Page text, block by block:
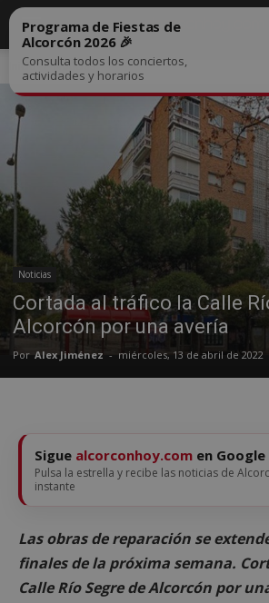
Inicio Noticias
Noticias
Cortada al tráfico la Calle
Alcorcón por una avería
Por Alex Jiménez - miércoles, 13 de abril de 2022
Programa de Fiestas de
Alcorcón 2026 🎉
Consulta todos los conciertos,
actividades y horarios
Sigue alcorconhoy.com en Google
Pulsa la estrella y recibe las noticias de
instante
Las obras de reparación se
finales de la próxima semana.
Calle Río Segre de Alcorcón por